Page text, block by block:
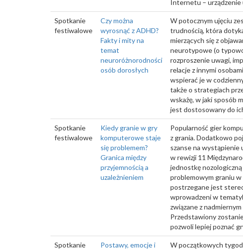
Internetu – urządzenie
Spotkanie
festiwalowe
Czy można
wyrosnąć z ADHD?
Fakty i mity na
temat
neuroróżnorodności
osób dorosłych
W potocznym ujęciu
trudnością, która
mierzących się z
neurotypowe (o
rozproszenie uwagi,
relacje z innymi
wspierać je w
także o strategiach
wskażę, w jaki sposób
jest dostosowany do
Spotkanie
festiwalowe
Kiedy granie w gry
komputerowe staje
się problemem?
Granica między
przyjemnością a
uzależnieniem
Popularność gier
z grania. Dodatkowo
szanse na wystąpienie
w rewizji 11
jednostkę
problemowym graniu
postrzegane jest
wprowadzeni w
związane z
Przedstawiony
pozwoli lepiej poznać
Spotkanie
Postawy, emocje i
W początkowych